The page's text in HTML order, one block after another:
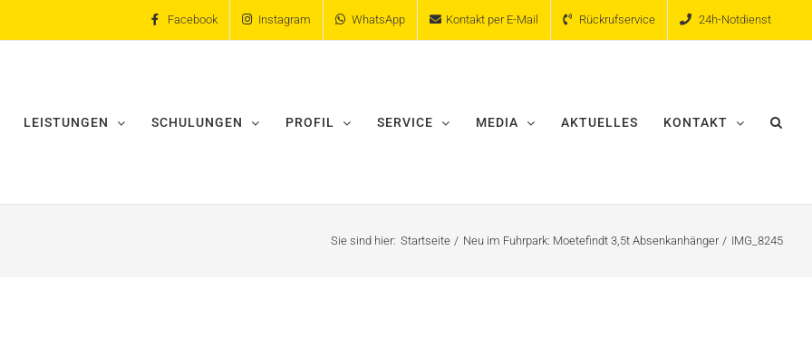
Facebook Instagram WhatsApp Kontakt per E-Mail Rückrufservice 24h-Notdienst
LEISTUNGEN SCHULUNGEN PROFIL SERVICE MEDIA AKTUELLES KONTAKT
Sie sind hier: Startseite Neu im Fuhrpark: Moetefindt 3,5t Absenkanhänger IMG_8245